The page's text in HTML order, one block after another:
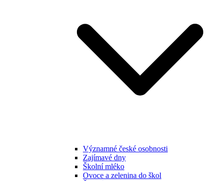
Významné české osobnosti
Zajímavé dny
Školní mléko
Ovoce a zelenina do škol